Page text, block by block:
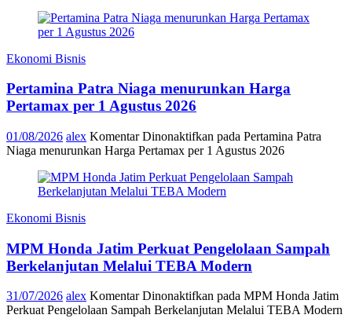
Ekonomi Bisnis
Pertamina Patra Niaga menurunkan Harga
Pertamax per 1 Agustus 2026
01/08/2026 alex Komentar Dinonaktifkan pada Pertamina Patra
Niaga menurunkan Harga Pertamax per 1 Agustus 2026
Ekonomi Bisnis
MPM Honda Jatim Perkuat Pengelolaan Sampah
Berkelanjutan Melalui TEBA Modern
31/07/2026 alex Komentar Dinonaktifkan pada MPM Honda Jatim
Perkuat Pengelolaan Sampah Berkelanjutan Melalui TEBA Modern